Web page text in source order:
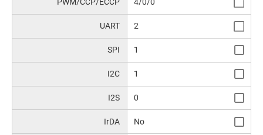
PWM/CCP/ECCP 4/0/0
UART 2
SPI 1
I2C 1
I2S 0
IrDA No